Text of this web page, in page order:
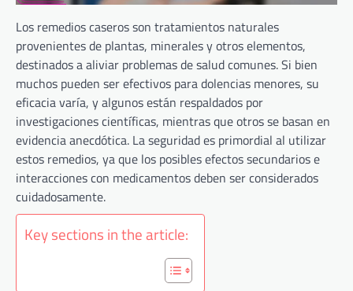
Los remedios caseros son tratamientos naturales
provenientes de plantas, minerales y otros elementos,
destinados a aliviar problemas de salud comunes. Si bien
muchos pueden ser efectivos para dolencias menores, su
eficacia varía, y algunos están respaldados por
investigaciones científicas, mientras que otros se basan en
evidencia anecdótica. La seguridad es primordial al utilizar
estos remedios, ya que los posibles efectos secundarios e
interacciones con medicamentos deben ser considerados
cuidadosamente.
Key sections in the article: